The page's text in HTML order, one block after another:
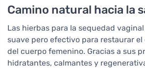
Camino natural hacia la
Las hierbas para la sequedad
suave pero efectivo para restaurar
del cuerpo femenino. Gracias a sus
hidratantes, calmantes y